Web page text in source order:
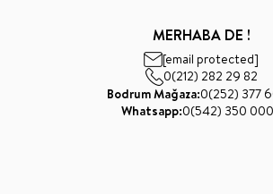
MERHABA DE !
[email protected]
0(212) 282 29 82
Bodrum Mağaza:0(252) 377
Whatsapp:0(542) 350